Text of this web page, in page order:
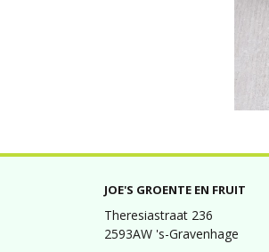
JOE'S GROENTE EN FRUIT
Theresiastraat 236
2593AW 's-Gravenhage